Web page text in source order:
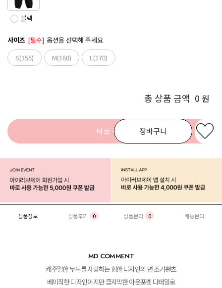
블랙
사이즈 [필수] 옵션을 선택해 주세요
S(155)
M(160) L(170)
총 상품 금액 0 원
장바구니
바로 구매
상품정보 상품후기 0 상품문의 0 배송문의
MD COMMENT
캐주얼한 무드를 자랑하는 힙한 디자인의 면 조거팬츠
베이직한 디자인이지만 큼지막한 아웃포켓 디테일로